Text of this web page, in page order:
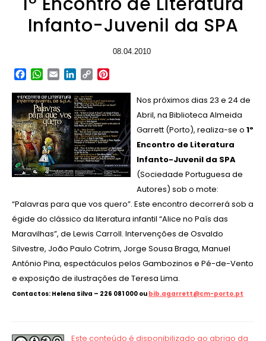
Infanto-Juvenil da SPA
08.04.2010
Facebook
WhatsApp
EmailLinkedIn
Copy
Nos próximos dias 23 e 24 de
Abril, na Biblioteca Almeida
Garrett (Porto), realiza-se o 1º
Encontro de Literatura
Infanto-Juvenil da SPA
(Sociedade Portuguesa de
Autores) sob o mote:
“Palavras para que vos quero”. Este encontro decorrerá sob a
égide do clássico da literatura infantil “Alice no País das
Maravilhas”, de Lewis Carroll. Intervenções de Osvaldo
Silvestre, João Paulo Cotrim, Jorge Sousa Braga, Manuel
António Pina, espectáculos pelos Gambozinos e Pé-de-Vento
e exposição de ilustrações de Teresa Lima.
Contactos: Helena Silva – 226 081 000 ou bib.agarrett@cm-porto.pt